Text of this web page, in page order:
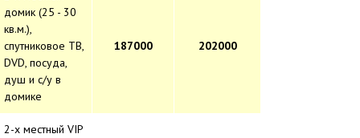
домик (25 - 30
кв.м.),
спутниковое ТВ,
DVD, посуда,
душ и с/у в
домике
187000 202000
2-х местный VIP